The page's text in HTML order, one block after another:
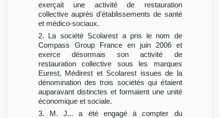
exerçait une activité de restauration
collective auprès d'établissements de santé
et médico-sociaux.
2. La société Scolarest a pris le nom de
Compass Group France en juin 2006 et
exerce désormais son activité de
restauration collective sous les marques
Eurest, Médirest et Scolarest issues de la
dénomination des trois sociétés qui étaient
auparavant distinctes et formaient une unité
économique et sociale.
3. M. J... a été engagé à compter du